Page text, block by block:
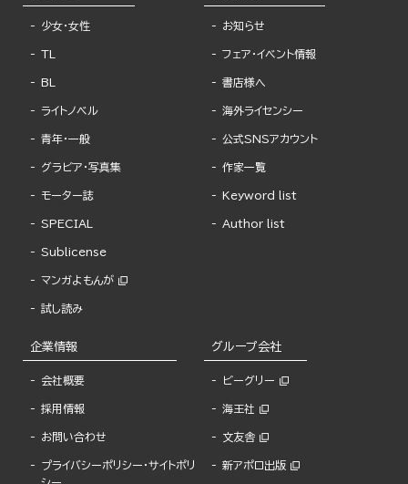
少女・女性
TL
BL
ライトノベル
青年・一般
グラビア・写真集
モーター誌
SPECIAL
Sublicense
マンガよもんが
試し読み
お知らせ
フェア・イベント情報
書店様へ
海外ライセンシー
公式SNSアカウント
作家一覧
Keyword list
Author list
企業情報
会社概要
採用情報
お問い合わせ
プライバシーポリシー・サイトポリ
グループ会社
ビーグリー
海王社
文友舎
新アポロ出版